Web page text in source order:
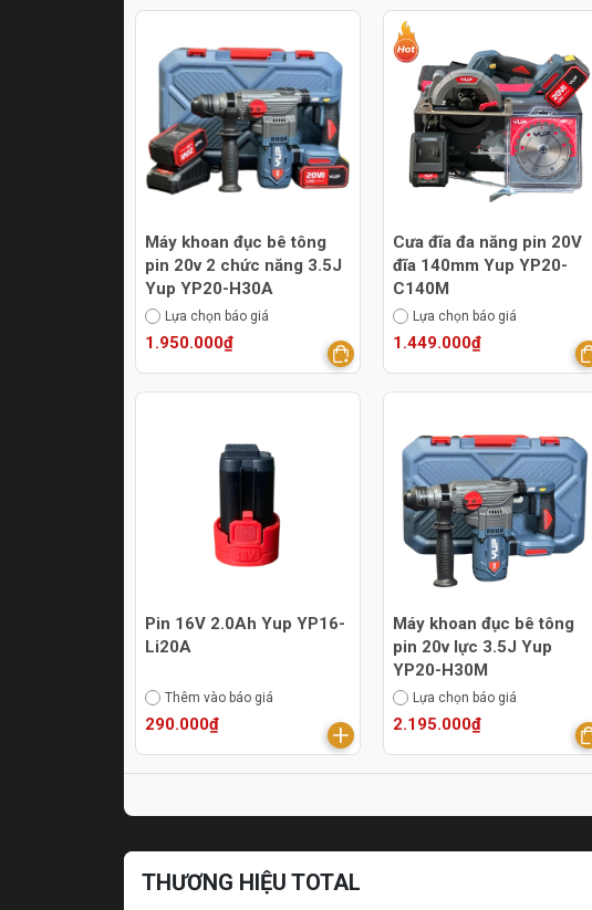
Máy khoan đục bê tông
pin 20v 2 chức năng 3.5J
Yup YP20-H30A
Lựa chọn báo giá
1.950.000₫
Cưa đĩa đa năng pin 20V
đĩa 140mm Yup YP20-
C140M
Lựa chọn báo giá
1.449.000₫
Pin 16V 2.0Ah Yup YP16-
Li20A
Thêm vào báo giá
290.000₫
Máy khoan đục bê tông
pin 20v lực 3.5J Yup
YP20-H30M
Lựa chọn báo giá
2.195.000₫
THƯƠNG HIỆU TOTAL